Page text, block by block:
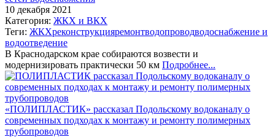
10 декабря 2021
Категория: ЖКХ и ВКХ
Теги: ЖКХреконструкцияремонтводопроводводоснабжение и
водоотведение
В Краснодарском крае собираются возвести и
модернизировать практически 50 км Подробнее...
«ПОЛИПЛАСТИК» рассказал Подольскому водоканалу о
современных подходах к монтажу и ремонту полимерных
трубопроводов